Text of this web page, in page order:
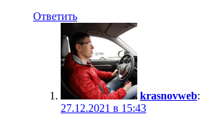
Ответить
krasnovweb:
27.12.2021 в 15:43